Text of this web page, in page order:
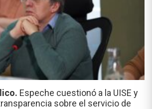
Espeche cuestionó a la UISE y
sobre el servicio de